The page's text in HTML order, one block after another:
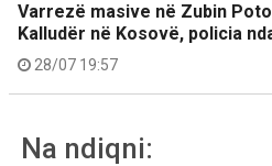
Varrezë masive në Zubin
Kalludër në Kosovë, policia
28/07 19:57
Na ndiqni: